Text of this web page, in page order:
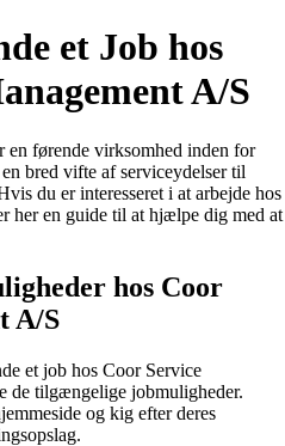
et Job hos
A/S
en førende virksomhed inden for
bred vifte af serviceydelser til
du er interesseret i at arbejde hos
her en guide til at hjælpe dig med at
hos Coor
A/S
et job hos Coor Service
de tilgængelige jobmuligheder.
og kig efter deres